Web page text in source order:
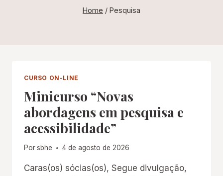
Home / Pesquisa
CURSO ON-LINE
Minicurso “Novas
abordagens em pesquisa e
acessibilidade”
Porsbhe 4 de agosto de 2026
Caras(os) sócias(os), Segue divulgação,